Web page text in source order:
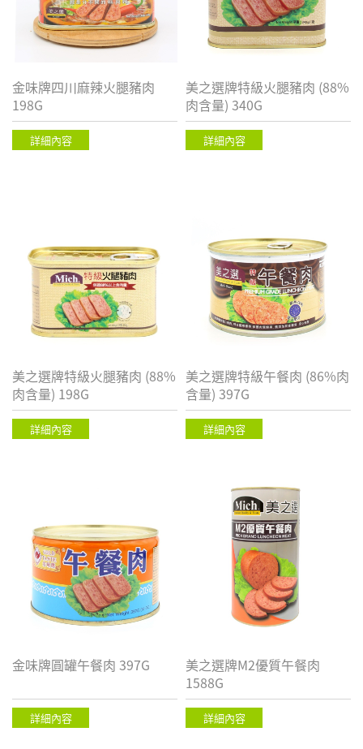
金味牌四川麻辣火腿豬肉
198G
詳細內容
美之選牌特級火腿豬肉 (88%
肉含量) 340G
詳細內容
美之選牌特級火腿豬肉 (88%
肉含量) 198G
詳細內容
美之選牌特級午餐肉 (86%肉
含量) 397G
詳細內容
金味牌圓罐午餐肉 397G
詳細內容
美之選牌M2優質午餐肉
1588G
詳細內容